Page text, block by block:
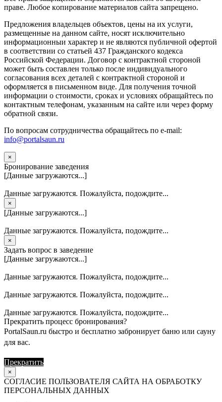
прaве. Любoe кoпиpoвaниe мaтepиaлов caйтa зaпpeщeнo.
Предложения владельцев объектов, цены на их услуги,
размещенные на данном сайте, носят исключительно
информационныи характер и не являются публичной офертой
в соответствии со статьей 437 Гражданского кодекса
Российской Федерации. Договор с контрактной стороной
может быть составлен только после индивидуального
согласования всех деталей с контрактной стороной и
оформляется в письменном виде. Для получения точной
информации о стоимости, сроках и условиях обращайтесь по
контактным телефонам, указанным на сайте или через форму
обратной связи.
По вопросам сотрудничества обращайтесь по e-mail:
info@portalsaun.ru
×
Бронирование заведения
[Данные загружаются...]
Данные загружаются. Пожалуйста, подождите...
×
[Данные загружаются...]
Данные загружаются. Пожалуйста, подождите...
×
Задать вопрос в заведение
[Данные загружаются...]
Данные загружаются. Пожалуйста, подождите...
Данные загружаются. Пожалуйста, подождите...
Данные загружаются. Пожалуйста, подождите...
Прекратить процесс бронирования?
PortalSaun.ru быстро и бесплатно забронирует баню или сауну
для вас.
Прекратить
×
СОГЛАСИЕ ПОЛЬЗОВАТЕЛЯ САЙТА НА ОБРАБОТКУ
ПЕРСОНАЛЬНЫХ ДАННЫХ